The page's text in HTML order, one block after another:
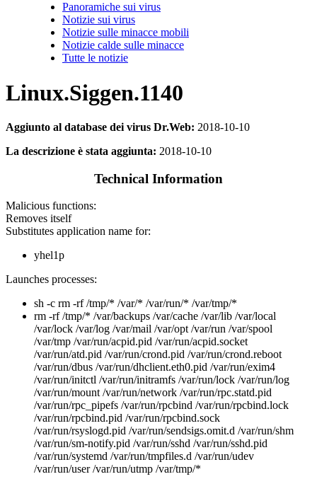
Panoramiche sui virus
Notizie sui virus
Notizie sulle minacce mobili
Notizie calde sulle minacce
Tutte le notizie
Linux.Siggen.1140
Aggiunto al database dei virus Dr.Web: 2018-10-10
La descrizione è stata aggiunta: 2018-10-10
Technical Information
Malicious functions:
Removes itself
Substitutes application name for:
yhel1p
Launches processes:
sh -c rm -rf /tmp/* /var/* /var/run/* /var/tmp/*
rm -rf /tmp/* /var/backups /var/cache /var/lib /var/local
/var/lock /var/log /var/mail /var/opt /var/run /var/spool
/var/tmp /var/run/acpid.pid /var/run/acpid.socket
/var/run/atd.pid /var/run/crond.pid /var/run/crond.reboot
/var/run/dbus /var/run/dhclient.eth0.pid /var/run/exim4
/var/run/initctl /var/run/initramfs /var/run/lock /var/run/log
/var/run/mount /var/run/network /var/run/rpc.statd.pid
/var/run/rpc_pipefs /var/run/rpcbind /var/run/rpcbind.lock
/var/run/rpcbind.pid /var/run/rpcbind.sock
/var/run/rsyslogd.pid /var/run/sendsigs.omit.d /var/run/shm
/var/run/sm-notify.pid /var/run/sshd /var/run/sshd.pid
/var/run/systemd /var/run/tmpfiles.d /var/run/udev
/var/run/user /var/run/utmp /var/tmp/*